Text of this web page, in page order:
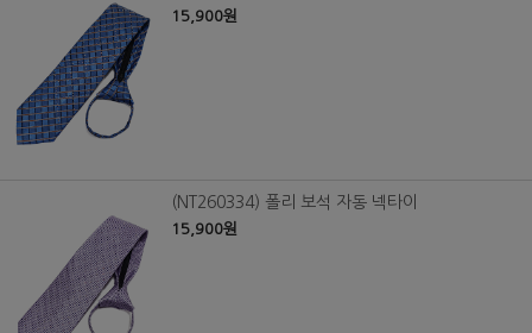
15,900원
(NT260334) 폴리 보석 자동 넥타이
15,900원